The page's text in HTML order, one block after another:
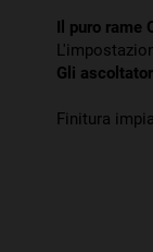
Il puro rame
Gli
Finitura